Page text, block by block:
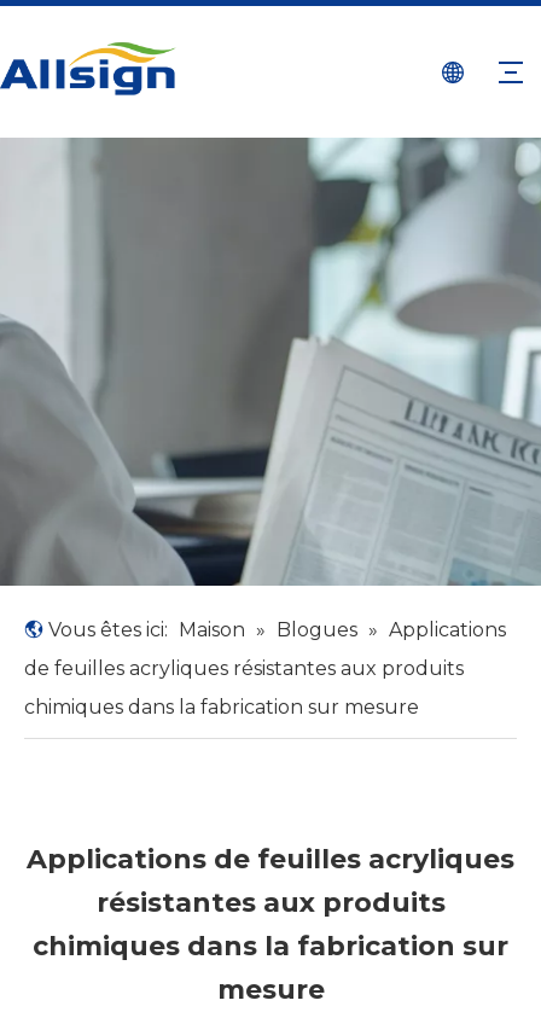
Vous êtes ici: Maison » Blogues » Applications
de feuilles acryliques résistantes aux produits
chimiques dans la fabrication sur mesure
Applications de feuilles acryliques
résistantes aux produits
chimiques dans la fabrication sur
mesure